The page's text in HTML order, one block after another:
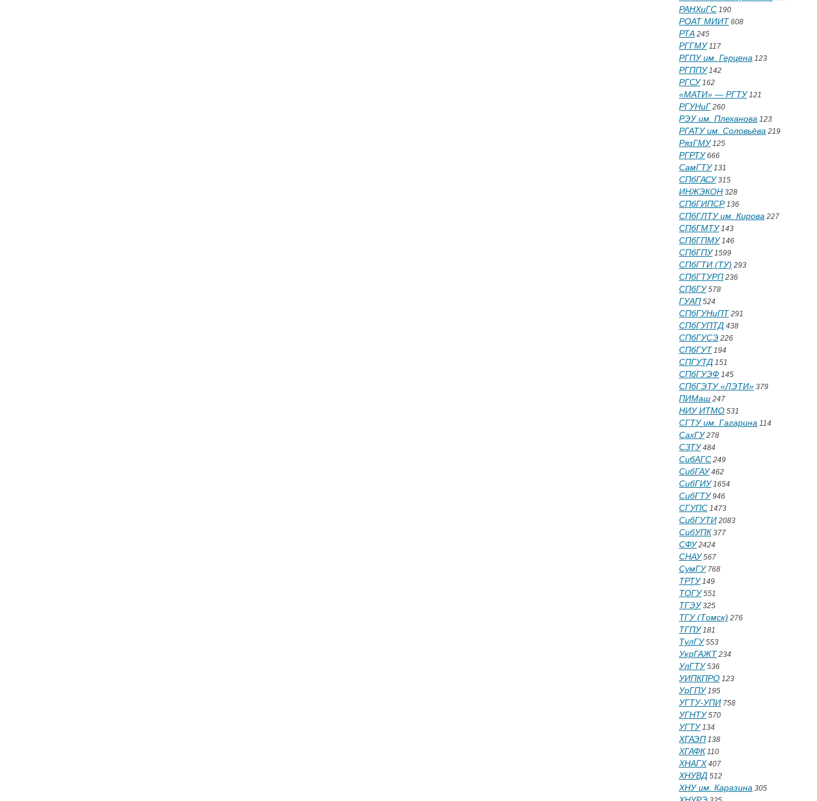
РАНХиГС 190
РОАТ МИИТ 608
РТА 245
РГГМУ117
РГПУ им. Герцена 123
РГППУ142
РГСУ162
«МАТИ» — РГТУ121
РГУНиГ 260
РЭУ им. Плеханова 123
РГАТУ им. Соловьёва 219
РязГМУ125
РГРТУ666
СамГТУ131
СПбГАСУ315
ИНЖЭКОН 328
СПбГИПСР136
СПбГЛТУ им. Кирова 227
СПбГМТУ143
СПбГПМУ146
СПбГПУ1599
СПбГТИ (ТУ) 293
СПбГТУРП 236
СПбГУ578
ГУАП 524
СПбГУНиПТ 291
СПбГУПТД 438
СПбГУСЭ 226
СПбГУТ 194
СПГУТД 151
СПбГУЭФ 145
СПбГЭТУ «ЛЭТИ» 379
ПИМаш 247
НИУ ИТМО 531
СГТУ им. Гагарина 114
СахГУ278
СЗТУ484
СибАГС 249
СибГАУ462
СибГИУ1654
СибГТУ946
СГУПС 1473
СибГУТИ 2083
СибУПК 377
СФУ2424
СНАУ567
СумГУ768
ТРТУ149
ТОГУ551
ТГЭУ325
ТГУ (Томск) 276
ТГПУ181
ТулГУ553
УкрГАЖТ 234
УлГТУ536
УИПКПРО 123
УрГПУ195
УГТУ-УПИ 758
УГНТУ570
УГТУ134
ХГАЭП 138
ХГАФК 110
ХНАГХ 407
ХНУВД 512
ХНУ им. Каразина 305